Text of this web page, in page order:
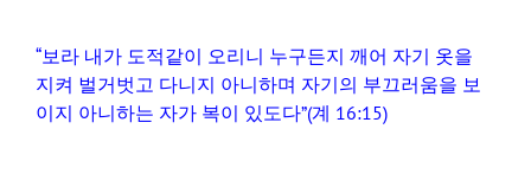
“보라 내가 도적같이 오리니 누구든지 깨어 자기 옷을
지켜 벌거벗고 다니지 아니하며 자기의 부끄러움을 보
이지 아니하는 자가 복이 있도다”(계 16:15)